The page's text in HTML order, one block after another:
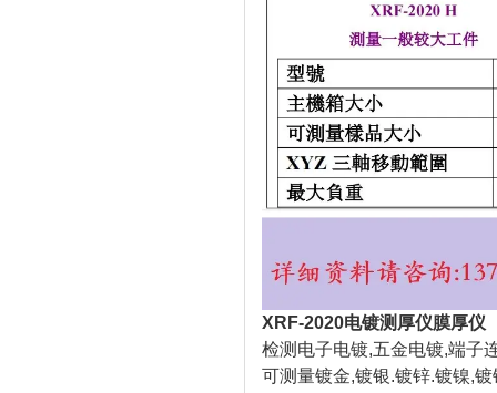
XRF-2020电镀测厚仪膜厚仪
检测电子电镀,五金电镀,端子
可测量镀金,镀银.镀锌.镀镍,